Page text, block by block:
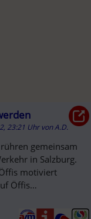
23:21 Uhr vonA.D.
gemeinsam
in Salzburg.
motiviert
Öffis